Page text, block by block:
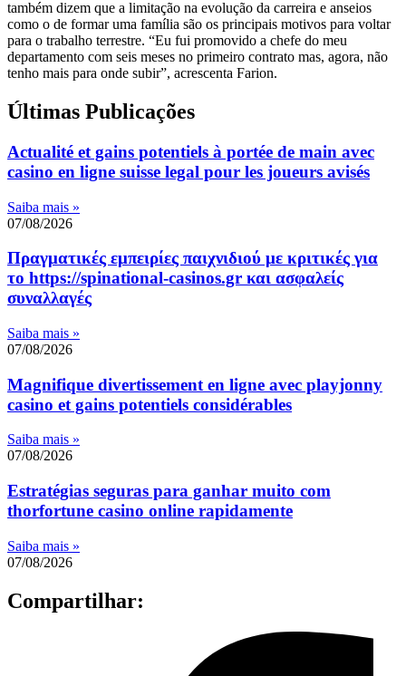
também dizem que a limitação na evolução da carreira e anseios
como o de formar uma família são os principais motivos para voltar
para o trabalho terrestre. “Eu fui promovido a chefe do meu
departamento com seis meses no primeiro contrato mas, agora, não
tenho mais para onde subir”, acrescenta Farion.
Últimas Publicações
Actualité et gains potentiels à portée de main avec
casino en ligne suisse legal pour les joueurs avisés
Saiba mais »
07/08/2026
Πραγματικές εμπειρίες παιχνιδιού με κριτικές για
το https://spinational-casinos.gr και ασφαλείς
συναλλαγές
Saiba mais »
07/08/2026
Magnifique divertissement en ligne avec playjonny
casino et gains potentiels considérables
Saiba mais »
07/08/2026
Estratégias seguras para ganhar muito com
thorfortune casino online rapidamente
Saiba mais »
07/08/2026
Compartilhar: